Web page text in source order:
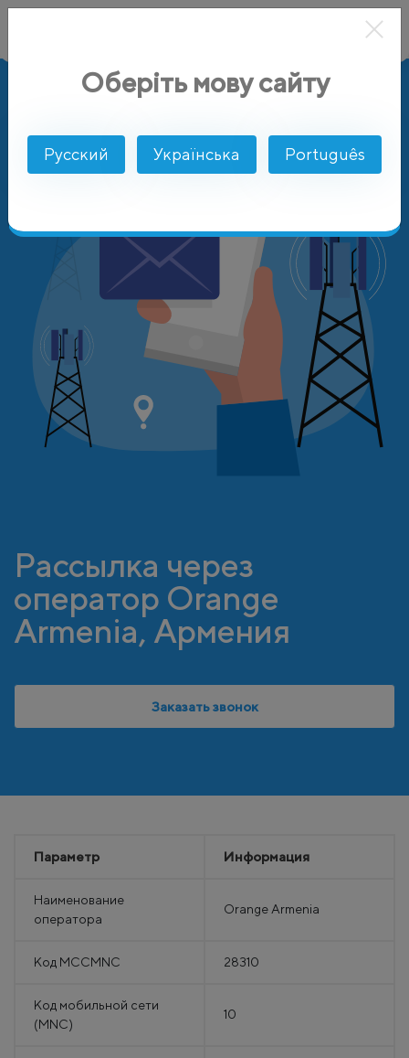
Orange Armenia
Рассылка через
оператор Orange
Armenia, Армения
Заказать звонок
Параметр Информация
Наименование
оператора
Orange Armenia
Код MCCMNC 28310
Код мобильной сети
(MNC)
10
Оберіть мову сайту
Русский Українська Português